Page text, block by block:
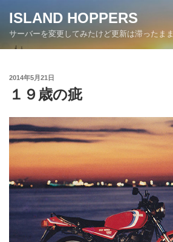
ン
ISLAND HOPPERS
サーバーを変更してみたけど更新は滞ったまま
投
日:
2014年5月21日
１９歳の疵